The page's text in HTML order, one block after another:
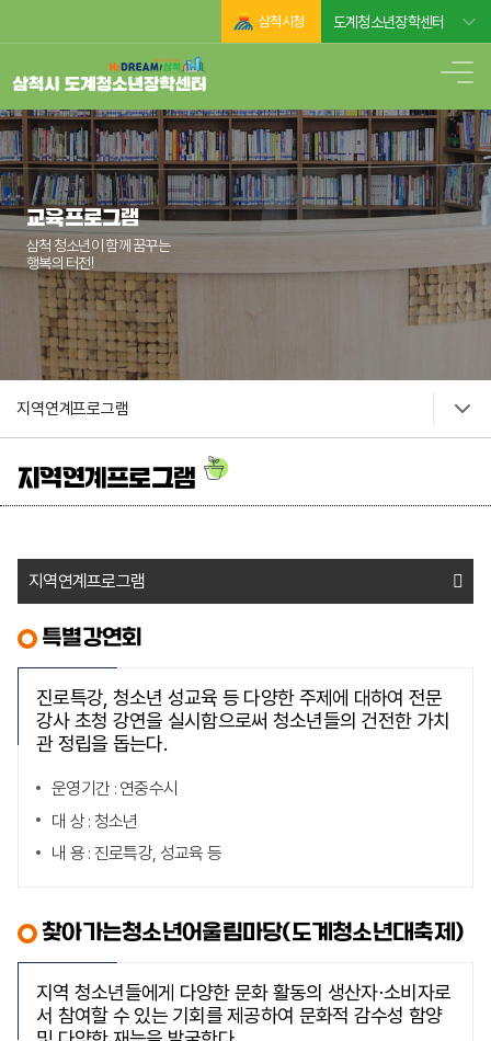
삼척시청 도계청소년장학센터
교육프로그램
삼척 청소년이 함께 꿈꾸는
행복의 터전!
지역연계프로그램
지역연계프로그램
지역연계프로그램
특별강연회
진로특강, 청소년 성교육 등 다양한 주제에 대하여 전문
강사 초청 강연을 실시함으로써 청소년들의 건전한 가치
관 정립을 돕는다.
운영기간 : 연중수시
대 상 : 청소년
내 용 : 진로특강, 성교육 등
찾아가는청소년어울림마당(도계청소년대축제)
지역 청소년들에게 다양한 문화 활동의 생산자⋅소비자로
서 참여할 수 있는 기회를 제공하여 문화적 감수성 함양